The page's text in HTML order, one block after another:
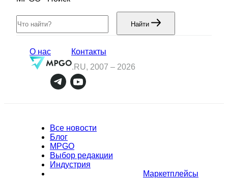
Найти
О нас
Контакты
.RU, 2007 – 2026
Все новости
Блог
MPGO
Выбор редакции
Индустрия
Маркетплейсы